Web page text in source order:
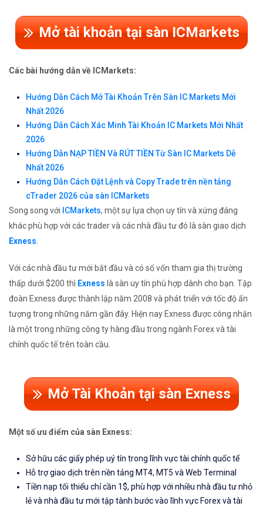
Mở tài khoản tại sàn ICMarkets
Các bài hướng dẫn về ICMarkets:
Hướng Dẫn Cách Mở Tài Khoản Trên Sàn IC Markets Mới
Nhất 2026
Hướng Dẫn Cách Xác Minh Tài Khoản IC Markets Mới Nhất
2026
Hướng Dẫn NẠP TIỀN Và RÚT TIỀN Từ Sàn IC Markets Dễ
Nhất 2026
Hướng Dẫn Cách Đặt Lệnh và Copy Trade trên nền tảng
cTrader 2026 của sàn ICMarkets
Song song với ICMarkets, một sự lựa chọn uy tín và xứng đáng
khác phù hợp với các trader và các nhà đầu tư đó là sàn giao dịch
Exness
Với các nhà đầu tư mới bắt đầu và có số vốn tham gia thị trường
thấp dưới $200 thì Exness là sàn uy tín phù hợp dành cho bạn. Tập
đoàn Exness được thành lập năm 2008 và phát triển với tốc độ ấn
tượng trong những năm gần đây. Hiện nay Exness được công nhận
là một trong những công ty hàng đầu trong ngành Forex và tài
chính quốc tế trên toàn cầu.
Mở Tài Khoản tại sàn Exness
Một số ưu điểm của sàn Exness:
Sở hữu các giấy phép uý tín trong lĩnh vực tài chính quốc tế
Hỗ trợ giao dịch trên nền tảng MT4, MT5 và Web Terminal
Tiền nạp tối thiểu chỉ cần 1$, phù hợp với nhiều nhà đầu tư nhỏ
lẻ và nhà đầu tư mới tập tành bước vào lĩnh vực Forex và tài